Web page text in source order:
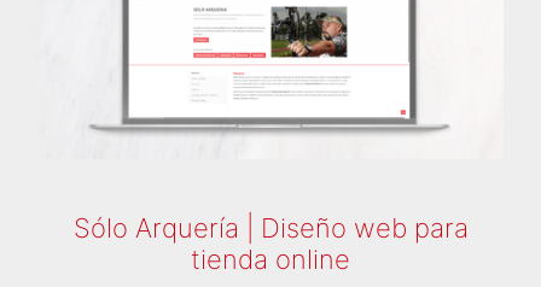
Sólo Arquería | Diseño web para
tienda online